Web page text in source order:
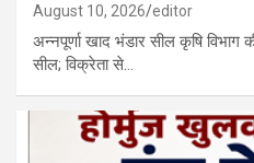
August 10, 2026 editor
अन्नपूर्णा खाद भंडार सील कृषि विभाग
सील; विक्रेता से…